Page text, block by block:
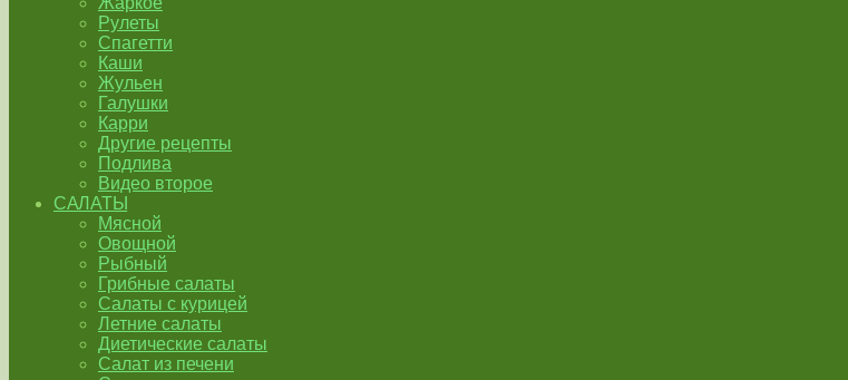
Рулеты
Спагетти
Каши
Жульен
Галушки
Карри
Другие рецепты
Подлива
Видео второе
САЛАТЫ
Мясной
Овощной
Рыбный
Грибные салаты
Салаты с курицей
Летние салаты
Диетические салаты
Салат из печени